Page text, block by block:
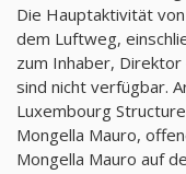
Die Hauptaktivität
dem Luftweg,
zum Inhaber,
sind nicht verfügbar.
Luxembourg
Mongella Mauro,
Mongella Mauro auf